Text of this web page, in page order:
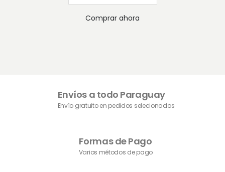
Comprar ahora
Envíos a todo Paraguay
Envío gratuito en pedidos selecionados
Formas de Pago
Varios métodos de pago